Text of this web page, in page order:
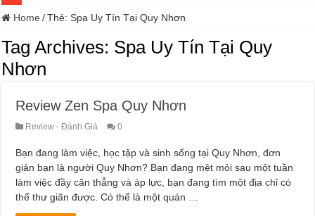
Home / Thẻ:Spa Uy Tín Tại Quy Nhơn
Tag Archives: Spa Uy Tín Tại Quy
Nhơn
Review Zen Spa Quy Nhơn
Review - Đánh Giá 0
Bạn đang làm việc, học tập và sinh sống tại Quy Nhơn, đơn
giản bạn là người Quy Nhơn? Bạn đang mệt mỏi sau một tuần
làm việc đầy căn thẳng và áp lực, bạn đang tìm một địa chỉ có
thể thư giãn được. Có thể là một quán …